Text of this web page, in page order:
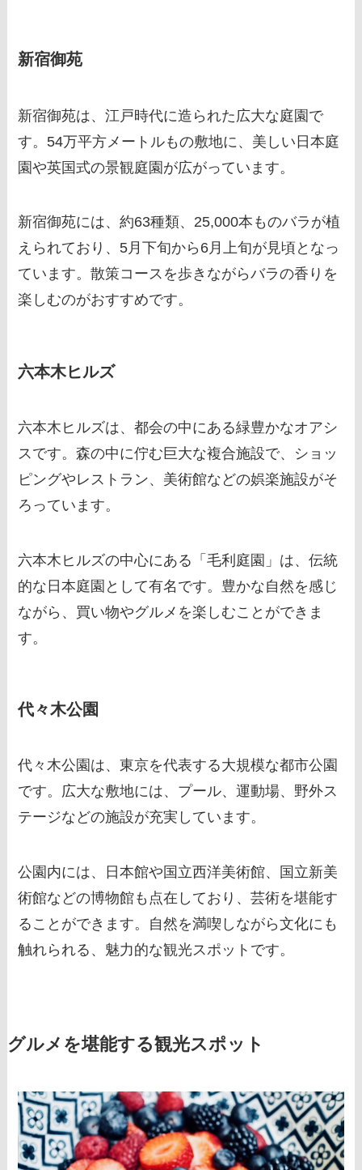
新宿御苑
新宿御苑は、江戸時代に造られた広大な庭園で
す。54万平方メートルもの敷地に、美しい日本庭
園や英国式の景観庭園が広がっています。
新宿御苑には、約63種類、25,000本ものバラが植
えられており、5月下旬から6月上旬が見頃となっ
ています。散策コースを歩きながらバラの香りを
楽しむのがおすすめです。
六本木ヒルズ
六本木ヒルズは、都会の中にある緑豊かなオアシ
スです。森の中に佇む巨大な複合施設で、ショッ
ピングやレストラン、美術館などの娯楽施設がそ
ろっています。
六本木ヒルズの中心にある「毛利庭園」は、伝統
的な日本庭園として有名です。豊かな自然を感じ
ながら、買い物やグルメを楽しむことができま
す。
代々木公園
代々木公園は、東京を代表する大規模な都市公園
です。広大な敷地には、プール、運動場、野外ス
テージなどの施設が充実しています。
公園内には、日本館や国立西洋美術館、国立新美
術館などの博物館も点在しており、芸術を堪能す
ることができます。自然を満喫しながら文化にも
触れられる、魅力的な観光スポットです。
グルメを堪能する観光スポット